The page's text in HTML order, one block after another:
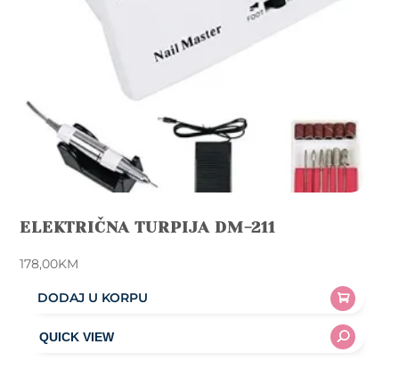
ELEKTRIČNA TURPIJA DM-211
178,00KM
DODAJ U KORPU